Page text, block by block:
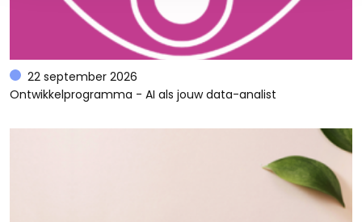
22 september 2026
Ontwikkelprogramma - AI als jouw data-analist